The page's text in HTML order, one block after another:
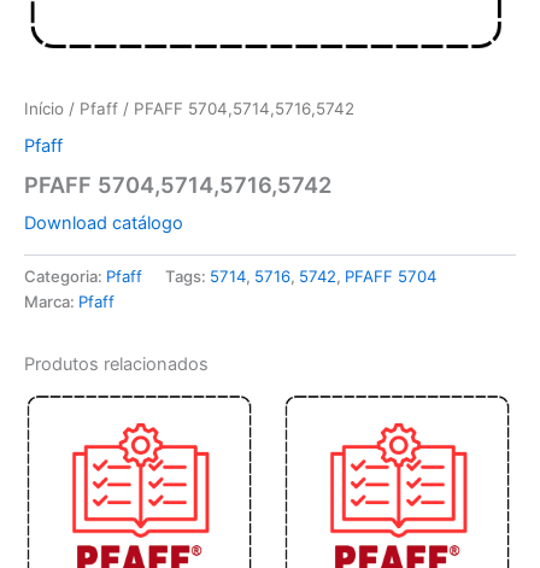
Início / Pfaff / PFAFF 5704,5714,5716,5742
Pfaff
PFAFF 5704,5714,5716,5742
Download catálogo
Categoria: Pfaff Tags: 5714, 5716, 5742, PFAFF 5704
Marca: Pfaff
Produtos relacionados